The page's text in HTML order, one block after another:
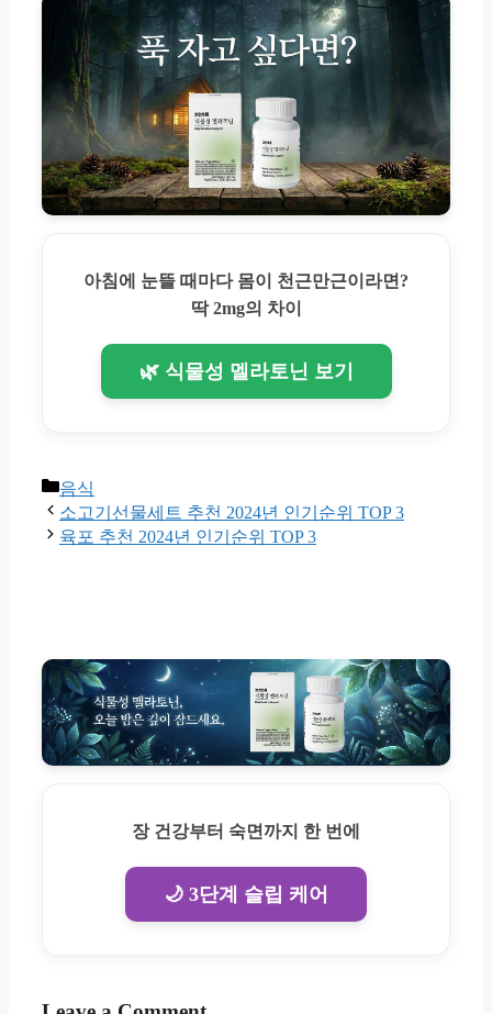
아침에 눈뜰 때마다 몸이 천근만근이라면?
딱 2mg의 차이
🌿 식물성 멜라토닌 보기
Categories
음식
소고기선물세트 추천 2024년 인기순위 TOP 3
육포 추천 2024년 인기순위 TOP 3
장 건강부터 숙면까지 한 번에
🌙 3단계 슬립 케어